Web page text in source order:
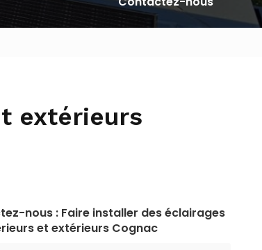
extérieurs
nous : Faire installer des éclairages
et extérieurs Cognac